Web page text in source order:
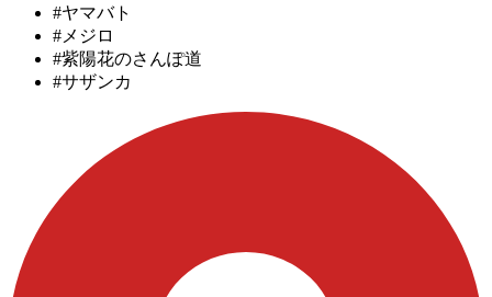
#ヤマバト
#メジロ
#紫陽花のさんぽ道
#サザンカ